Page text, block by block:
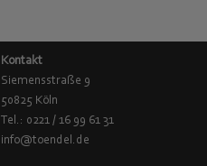
Kontakt
Siemensstraße 9
50825 Köln
Tel.: 0221 / 16 99 61 31
info@toendel.de